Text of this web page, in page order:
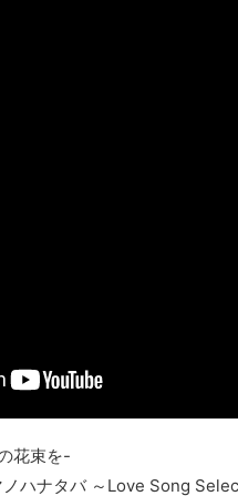
花束を-
ハナタバ ～Love Song